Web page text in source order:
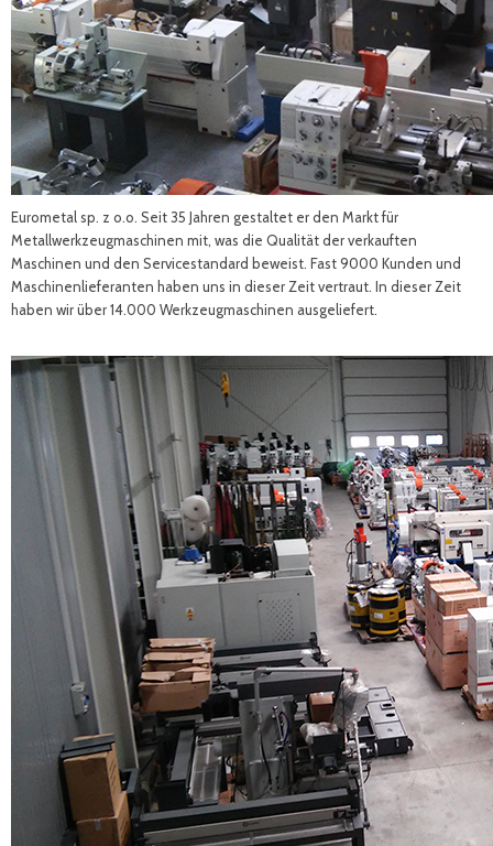
Eurometal sp. z o.o. Seit 35 Jahren gestaltet er den Markt für
Metallwerkzeugmaschinen mit, was die Qualität der verkauften
Maschinen und den Servicestandard beweist. Fast 9000 Kunden und
Maschinenlieferanten haben uns in dieser Zeit vertraut. In dieser Zeit
haben wir über 14.000 Werkzeugmaschinen ausgeliefert.